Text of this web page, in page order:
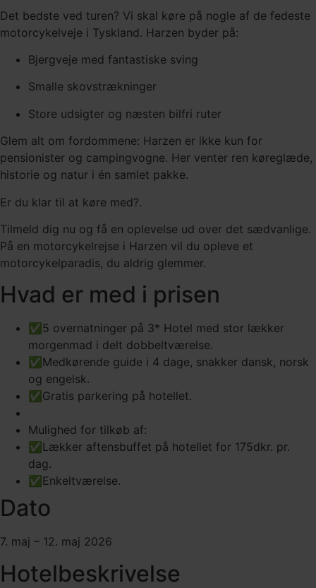
Det bedste ved turen? Vi skal køre på nogle af de fedeste
motorcykelveje i Tyskland. Harzen byder på:
Bjergveje med fantastiske sving
Smalle skovstrækninger
Store udsigter og næsten bilfri ruter
Glem alt om fordommene: Harzen er ikke kun for
pensionister og campingvogne. Her venter ren køreglæde,
historie og natur i én samlet pakke.
Er du klar til at køre med?.
Tilmeld dig nu og få en oplevelse ud over det sædvanlige.
På en motorcykelrejse i Harzen vil du opleve et
motorcykelparadis, du aldrig glemmer.
Hvad er med i prisen
✅5 overnatninger på 3* Hotel med stor lækker
morgenmad i delt dobbeltværelse.
✅Medkørende guide i 4 dage, snakker dansk, norsk
og engelsk.
✅Gratis parkering på hotellet.
Mulighed for tilkøb af:
✅Lækker aftensbuffet på hotellet for 175dkr. pr.
dag.
✅Enkeltværelse.
Dato
7. maj – 12. maj 2026
Hotelbeskrivelse